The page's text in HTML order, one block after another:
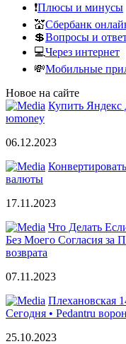
❗Плюсы и минусы
💒Сбербанк
💲Вопросы и
💻Через интернет
💸Мобильные
Новое на сайте
Купить Яндекс
юmoney
06.12.2023
валюты
17.11.2023
Что Делать
Без Моего Согласия за
возврата
07.11.2023
Плехановская
Сегодня • Pedantru
25.10.2023